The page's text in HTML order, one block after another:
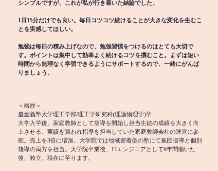
シンプルですが、これが私が行き着いた結論でした。
1日15分だけでも良い。毎日コツコツ続けることが大きな変化を生むこ
とを実感してほしい。
勉強は毎日の積み上げなので、勉強習慣をつけるのはとても大切で
す。ポイントは集中して効率よく続けるコツを掴むこと。まずは短い
時間から無理なく学習できるようにサポートするので、一緒にがんば
りましょう。
＜略歴＞
慶應義塾大学理工学部/理工学研究科(理論物理学)卒
大学入学後、家庭教師として指導を開始し担当生徒の成績を大きく向
上させる。実績を買われ指導を担当していた家庭教師会社の運営に参
画。売上を3倍に増加。大学院では地域密着型の塾にて集団指導と個別
指導の両方を担当。大学院卒業後、ITエンジニアとして6年間働いた
後、独立。現在に至ります。